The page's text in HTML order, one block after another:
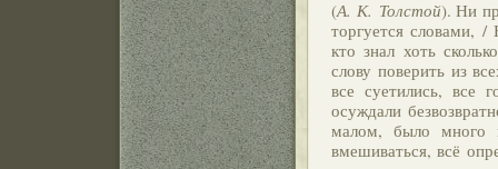
(А. К. Толстой). Ни
торгуется словами,
кто знал хоть
слову поверить из
все суетились, все
осуждали
малом, было много
вмешиваться, всё